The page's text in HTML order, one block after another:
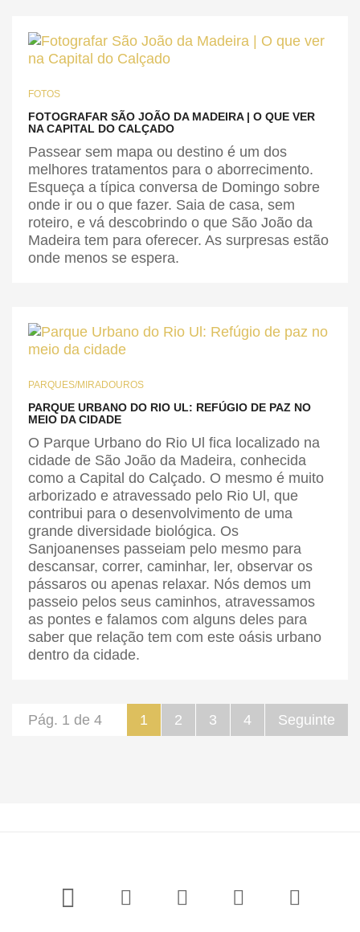
FOTOS
FOTOGRAFAR SÃO JOÃO DA MADEIRA | O QUE VER
NA CAPITAL DO CALÇADO
Passear sem mapa ou destino é um dos
melhores tratamentos para o aborrecimento.
Esqueça a típica conversa de Domingo sobre
onde ir ou o que fazer. Saia de casa, sem
roteiro, e vá descobrindo o que São João da
Madeira tem para oferecer. As surpresas estão
onde menos se espera.
PARQUES/MIRADOUROS
PARQUE URBANO DO RIO UL: REFÚGIO DE PAZ NO
MEIO DA CIDADE
O Parque Urbano do Rio Ul fica localizado na
cidade de São João da Madeira, conhecida
como a Capital do Calçado. O mesmo é muito
arborizado e atravessado pelo Rio Ul, que
contribui para o desenvolvimento de uma
grande diversidade biológica. Os
Sanjoanenses passeiam pelo mesmo para
descansar, correr, caminhar, ler, observar os
pássaros ou apenas relaxar. Nós demos um
passeio pelos seus caminhos, atravessamos
as pontes e falamos com alguns deles para
saber que relação tem com este oásis urbano
dentro da cidade.
1 2 3 4 Seguinte
Pág. 1 de 4